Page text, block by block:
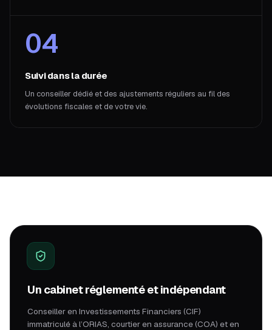
04
Suivi dans la durée
Un conseiller dédié et des ajustements réguliers au fil des
évolutions fiscales et de votre vie.
Un cabinet réglementé et indépendant
Conseiller en Investissements Financiers (CIF)
immatriculé à l’ORIAS, courtier en assurance (COA) et en